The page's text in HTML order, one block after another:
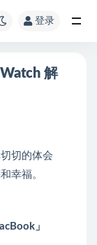
登录
解
切的体会
幸福。
」